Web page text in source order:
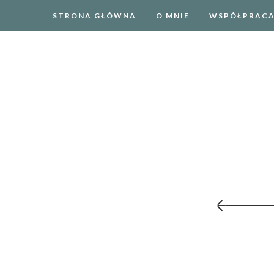
STRONA GŁÓWNA O MNIE